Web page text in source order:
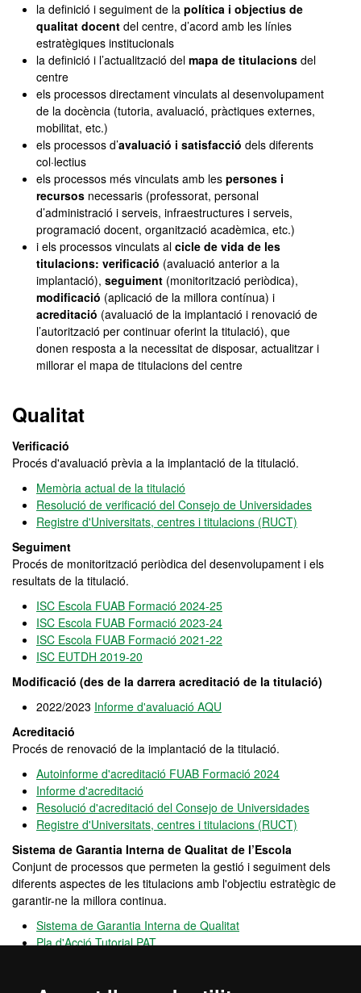
la definició i seguiment de la política i objectius de
qualitat docent del centre, d’acord amb les línies
estratègiques institucionals
la definició i l’actualització del mapa de titulacions del
centre
els processos directament vinculats al desenvolupament
de la docència (tutoria, avaluació, pràctiques externes,
mobilitat, etc.)
els processos d’avaluació i satisfacció dels diferents
col·lectius
els processos més vinculats amb les persones i
recursos necessaris (professorat, personal
d’administració i serveis, infraestructures i serveis,
programació docent, organització acadèmica, etc.)
i els processos vinculats al cicle de vida de les
titulacions: verificació (avaluació anterior a la
implantació), seguiment (monitorització periòdica),
modificació (aplicació de la millora contínua) i
acreditació (avaluació de la implantació i renovació de
l’autorització per continuar oferint la titulació), que
donen resposta a la necessitat de disposar, actualitzar i
millorar el mapa de titulacions del centre
Qualitat
Verificació
Procés d'avaluació prèvia a la implantació de la titulació.
Memòria actual de la titulació
Resolució de verificació del Consejo de Universidades
Registre d'Universitats, centres i titulacions (RUCT)
Seguiment
Procés de monitorització periòdica del desenvolupament i els
resultats de la titulació.
ISC Escola FUAB Formació 2024-25
ISC Escola FUAB Formació 2023-24
ISC Escola FUAB Formació 2021-22
ISC EUTDH 2019-20
Modificació (des de la darrera acreditació de la titulació)
2022/2023 Informe d'avaluació AQU
Acreditació
Procés de renovació de la implantació de la titulació.
Autoinforme d'acreditació FUAB Formació 2024
Informe d'acreditació
Resolució d'acreditació del Consejo de Universidades
Registre d'Universitats, centres i titulacions (RUCT)
Sistema de Garantia Interna de Qualitat de l’Escola
Conjunt de processos que permeten la gestió i seguiment dels
diferents aspectes de les titulacions amb l'objectiu estratègic de
garantir-ne la millora continua.
Sistema de Garantia Interna de Qualitat
Pla d'Acció Tutorial PAT